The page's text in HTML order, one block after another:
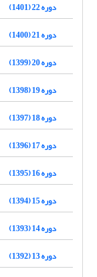
دوره 22 (1401)
دوره 21 (1400)
دوره 20 (1399)
دوره 19 (1398)
دوره 18 (1397)
دوره 17 (1396)
دوره 16 (1395)
دوره 15 (1394)
دوره 14 (1393)
دوره 13 (1392)